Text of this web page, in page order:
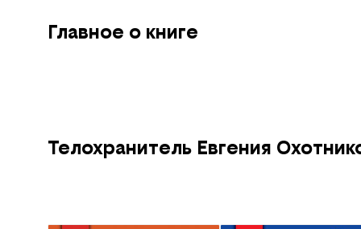
Главное о книге
Телохранитель Евгения